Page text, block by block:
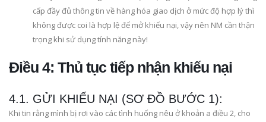
cấp đầy đủ thông tin về hàng hóa giao dịch ở mức độ hợp lý thì
không được coi là hợp lệ để mở khiếu nại, vậy nên NM cần thận
trọng khi sử dụng tính năng này!
Điều 4: Thủ tục tiếp nhận khiếu nại
4.1. GỬI KHIẾU NẠI (SƠ ĐỒ BƯỚC 1):
Khi tin rằng mình bị rơi vào các tình huống nêu ở khoản a điều 2, cho